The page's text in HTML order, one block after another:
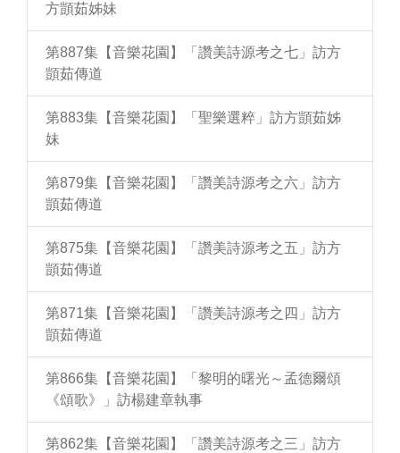
方顗茹姊妹
第887集【音樂花園】「讚美詩源考之七」訪方
顗茹傳道
第883集【音樂花園】「聖樂選粹」訪方顗茹姊
妹
第879集【音樂花園】「讚美詩源考之六」訪方
顗茹傳道
第875集【音樂花園】「讚美詩源考之五」訪方
顗茹傳道
第871集【音樂花園】「讚美詩源考之四」訪方
顗茹傳道
第866集【音樂花園】「黎明的曙光～孟德爾頌
《頌歌》」訪楊建章執事
第862集【音樂花園】「讚美詩源考之三」訪方